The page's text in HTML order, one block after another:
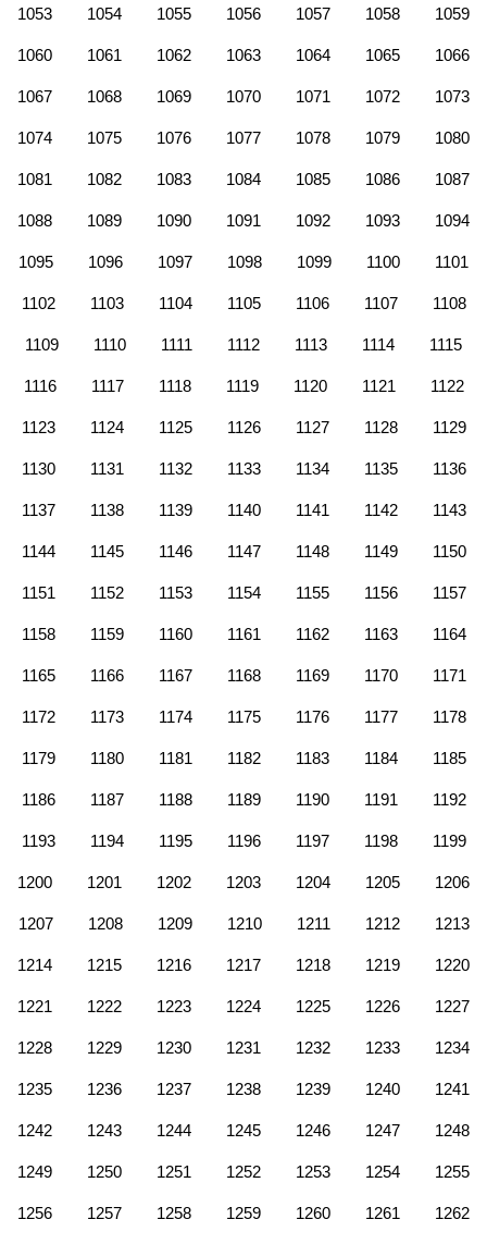
1053 1054 1055 1056 1057 1058 1059
1060 1061 1062 1063 1064 1065 1066
1067 1068 1069 1070 1071 1072 1073
1074 1075 1076 1077 1078 1079 1080
1081 1082 1083 1084 1085 1086 1087
1088 1089 1090 1091 1092 1093 1094
1095 1096 1097 1098 1099 1100 1101
1102 1103 1104 1105 1106 1107 1108
1109 1110 1111 1112 1113 1114 1115
1116 1117 1118 1119 1120 1121 1122
1123 1124 1125 1126 1127 1128 1129
1130 1131 1132 1133 1134 1135 1136
1137 1138 1139 1140 1141 1142 1143
1144 1145 1146 1147 1148 1149 1150
1151 1152 1153 1154 1155 1156 1157
1158 1159 1160 1161 1162 1163 1164
1165 1166 1167 1168 1169 1170 1171
1172 1173 1174 1175 1176 1177 1178
1179 1180 1181 1182 1183 1184 1185
1186 1187 1188 1189 1190 1191 1192
1193 1194 1195 1196 1197 1198 1199
1200 1201 1202 1203 1204 1205 1206
1207 1208 1209 1210 1211 1212 1213
1214 1215 1216 1217 1218 1219 1220
1221 1222 1223 1224 1225 1226 1227
1228 1229 1230 1231 1232 1233 1234
1235 1236 1237 1238 1239 1240 1241
1242 1243 1244 1245 1246 1247 1248
1249 1250 1251 1252 1253 1254 1255
1256 1257 1258 1259 1260 1261 1262